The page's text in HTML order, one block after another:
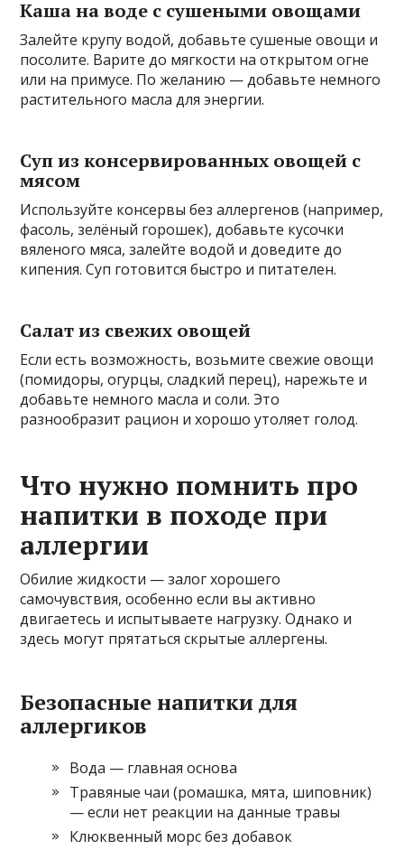
Каша на воде с сушеными овощами
Залейте крупу водой, добавьте сушеные овощи и
посолите. Варите до мягкости на открытом огне
или на примусе. По желанию — добавьте немного
растительного масла для энергии.
Суп из консервированных овощей с
мясом
Используйте консервы без аллергенов (например,
фасоль, зелёный горошек), добавьте кусочки
вяленого мяса, залейте водой и доведите до
кипения. Суп готовится быстро и питателен.
Салат из свежих овощей
Если есть возможность, возьмите свежие овощи
(помидоры, огурцы, сладкий перец), нарежьте и
добавьте немного масла и соли. Это
разнообразит рацион и хорошо утоляет голод.
Что нужно помнить про
напитки в походе при
аллергии
Обилие жидкости — залог хорошего
самочувствия, особенно если вы активно
двигаетесь и испытываете нагрузку. Однако и
здесь могут прятаться скрытые аллергены.
Безопасные напитки для
аллергиков
Вода — главная основа
Травяные чаи (ромашка, мята, шиповник)
— если нет реакции на данные травы
Клюквенный морс без добавок